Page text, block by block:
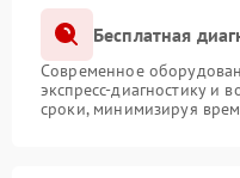
Бесплатная
Современное
экспресс-диагностику и
сроки, минимизируя